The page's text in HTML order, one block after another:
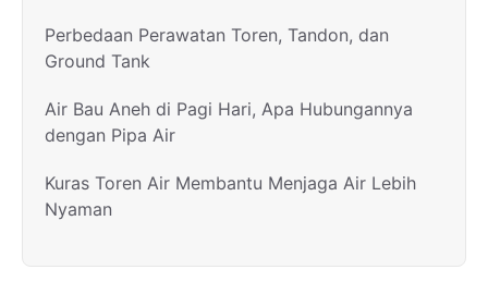
Perbedaan Perawatan Toren, Tandon, dan
Ground Tank
Air Bau Aneh di Pagi Hari, Apa Hubungannya
dengan Pipa Air
Kuras Toren Air Membantu Menjaga Air Lebih
Nyaman